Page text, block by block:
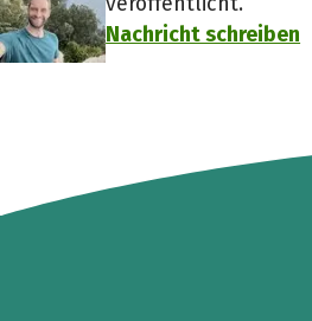
Nachricht schreiben